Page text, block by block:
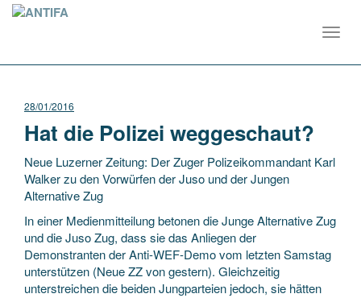
28/01/2016
Hat die Polizei weggeschaut?
Neue Luzerner Zeitung: Der Zuger Polizeikommandant Karl
Walker zu den Vorwürfen der Juso und der Jungen
Alternative Zug
In einer Medienmitteilung betonen die Junge Alternative Zug
und die Juso Zug, dass sie das Anliegen der
Demonstranten der Anti-WEF-Demo vom letzten Samstag
unterstützen (Neue ZZ von gestern). Gleichzeitig
unterstreichen die beiden Jungparteien jedoch, sie hätten